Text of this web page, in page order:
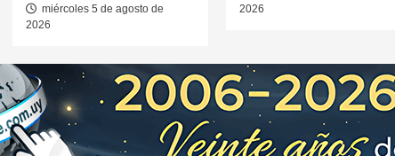
miércoles 5 de agosto de
2026
2026